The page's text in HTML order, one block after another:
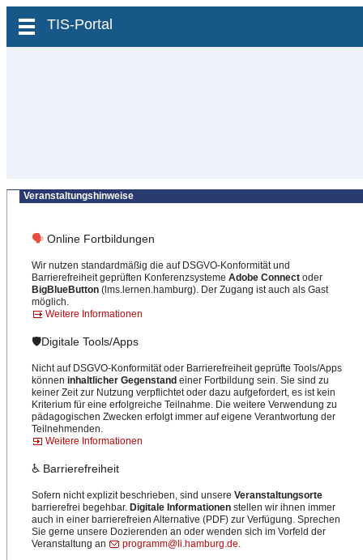
zum Inhalt wechseln
TIS-Portal
Veranstaltungshinweise
🗣 Online Fortbildungen
Wir nutzen standardmäßig die auf DSGVO-Konformität und
Barrierefreiheit geprüften Konferenzsysteme Adobe Connect oder
BigBlueButton (lms.lernen.hamburg). Der Zugang ist auch als Gast
möglich.
Weitere Informationen
🛡️Digitale Tools/Apps
Nicht auf DSGVO-Konformität oder Barrierefreiheit geprüfte Tools/Apps
können inhaltlicher Gegenstand einer Fortbildung sein. Sie sind zu
keiner Zeit zur Nutzung verpflichtet oder dazu aufgefordert, es ist kein
Kriterium für eine erfolgreiche Teilnahme. Die weitere Verwendung zu
pädagogischen Zwecken erfolgt immer auf eigene Verantwortung der
Teilnehmenden.
Weitere Informationen
♿ Barrierefreiheit
Sofern nicht explizit beschrieben, sind unsere Veranstaltungsorte
barrierefrei begehbar. Digitale Informationen stellen wir ihnen immer
auch in einer barrierefreien Alternative (PDF) zur Verfügung. Sprechen
Sie gerne unsere Dozierenden an oder wenden sich im Vorfeld der
Veranstaltung an
programm@li.hamburg.de.